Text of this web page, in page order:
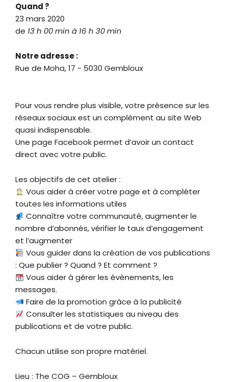
Quand ?
23 mars 2020
de 13 h 00 min à 16 h 30 min
Notre adresse :
Rue de Moha, 17 - 5030 Gembloux
Pour vous rendre plus visible, votre présence sur les
réseaux sociaux est un complément au site Web
quasi indispensable.
Une page Facebook permet d’avoir un contact
direct avec votre public.
Les objectifs de cet atelier :
Vous aider à créer votre page et à compléter
toutes les informations utiles
Connaître votre communauté, augmenter le
nombre d’abonnés, vérifier le taux d’engagement
et l’augmenter
Vous guider dans la création de vos publications
: Que publier ? Quand ? Et comment ?
Vous aider à gérer les évènements, les
messages.
Faire de la promotion grâce à la publicité
Consulter les statistiques au niveau des
publications et de votre public.
Chacun utilise son propre matériel.
Lieu : The COG – Gembloux